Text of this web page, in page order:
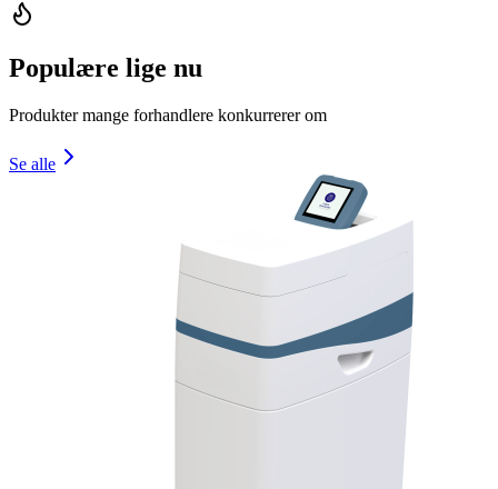
Populære lige nu
Produkter mange forhandlere konkurrerer om
Se alle